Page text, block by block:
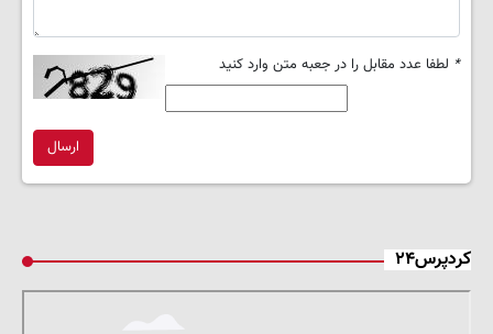
* لطفا عدد مقابل را در جعبه متن وارد کنید
ارسال
کردپرس۲۴